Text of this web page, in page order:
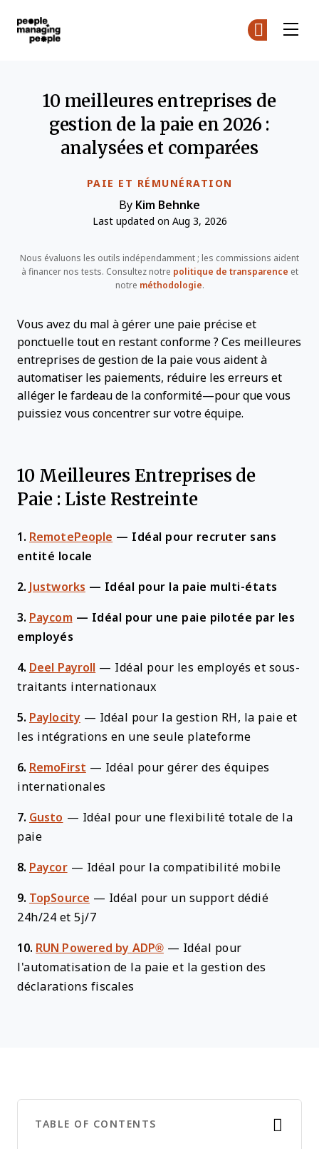
PAIE ET RÉMUNÉRATION
10 meilleures entreprises de
gestion de la paie en 2026 :
analysées et comparées
By Kim Behnke
Last updated on Aug 3, 2026
Nous évaluons les outils indépendamment ; les commissions aident
à financer nos tests. Consultez notre politique de transparence et
notre méthodologie.
Vous avez du mal à gérer une paie précise et
ponctuelle tout en restant conforme ? Ces meilleures
entreprises de gestion de la paie vous aident à
automatiser les paiements, réduire les erreurs et
alléger le fardeau de la conformité—pour que vous
puissiez vous concentrer sur votre équipe.
10 Meilleures Entreprises de
Paie : Liste Restreinte
1. RemotePeople — Idéal pour recruter sans
entité locale
2. Justworks — Idéal pour la paie multi-états
3. Paycom — Idéal pour une paie pilotée par les
employés
4. Deel Payroll — Idéal pour les employés et sous-
traitants internationaux
5. Paylocity — Idéal pour la gestion RH, la paie et
les intégrations en une seule plateforme
6. RemoFirst — Idéal pour gérer des équipes
internationales
7. Gusto — Idéal pour une flexibilité totale de la
paie
8. Paycor — Idéal pour la compatibilité mobile
9. TopSource — Idéal pour un support dédié
24h/24 et 5j/7
10. RUN Powered by ADP® — Idéal pour
l'automatisation de la paie et la gestion des
déclarations fiscales
TABLE OF CONTENTS